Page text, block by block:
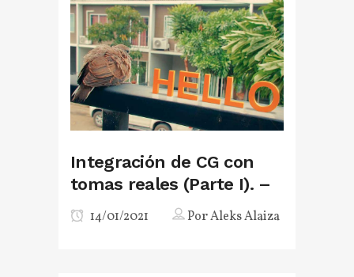
Integración de CG con
tomas reales (Parte I). –
14/01/2021 PorAleks Alaiza